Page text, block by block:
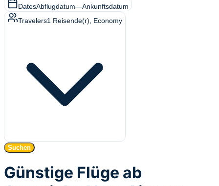
DatesAbflugdatum—Ankunftsdatum
Travelers1 Reisende(r) , Economy
Suchen
Günstige Flüge ab